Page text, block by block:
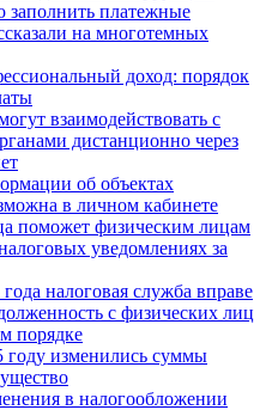
заполнить платежные
на многотемных
доход: порядок
взаимодействовать c
дистанционно через
об объектах
в личном кабинете
поможет физическим лицам
уведомлениях за
налоговая служба вправе
с физических лиц
порядке
году изменились суммы
в налогообложении